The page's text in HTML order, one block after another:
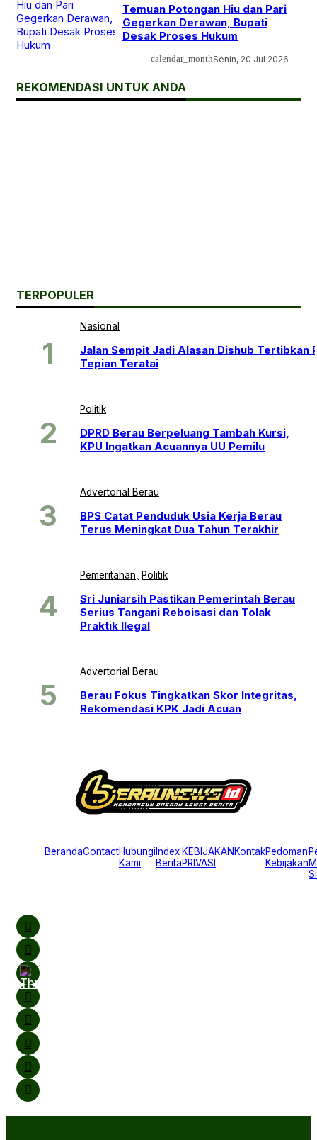
Temuan Potongan Hiu dan Pari
Gegerkan Derawan, Bupati
Desak Proses Hukum
calendar_monthSenin, 20 Jul 2026
REKOMENDASI UNTUK ANDA
TERPOPULER
Nasional
Jalan Sempit Jadi Alasan Dishub Tertibkan
Tepian Teratai
Politik
DPRD Berau Berpeluang Tambah Kursi,
KPU Ingatkan Acuannya UU Pemilu
Advertorial Berau
BPS Catat Penduduk Usia Kerja Berau
Terus Meningkat Dua Tahun Terakhir
Pemeritahan Politik
Sri Juniarsih Pastikan Pemerintah Berau
Serius Tangani Reboisasi dan Tolak
Praktik Ilegal
Advertorial Berau
Berau Fokus Tingkatkan Skor Integritas,
Rekomendasi KPK Jadi Acuan
BerandaContactHubungi
Kami
Index
Berita
KEBIJAKAN
PRIVASI
KontakPedoman
Kebijakan